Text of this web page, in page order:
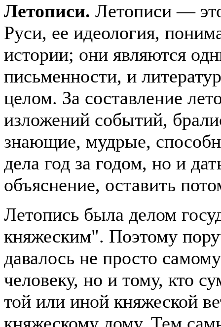
Летописи. Летописи —
Руси, ее идеология,
истории; они являются
письменности, и
целом. За составление
изложений событий,
знающие, мудрые,
дела год за годом, но и
объяснение, оставить
Летопись была делом
княжеским". Поэтому
давалось не просто
человеку, но и тому, кто
той или иной княжеской